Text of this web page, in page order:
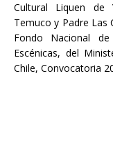
Cultural Liquen de
Temuco y Padre Las
Fondo Nacional
Escénicas, del
Chile, Convocatoria